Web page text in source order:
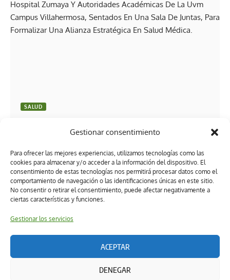
Gestionar consentimiento
Para ofrecer las mejores experiencias, utilizamos tecnologías como las
cookies para almacenar y/o acceder a la información del dispositivo. El
consentimiento de estas tecnologías nos permitirá procesar datos como el
comportamiento de navegación o las identificaciones únicas en este sitio.
No consentir o retirar el consentimiento, puede afectar negativamente a
ciertas características y funciones.
Gestionar los servicios
ACEPTAR
DENEGAR
SALUD
DETONARÁN ALIANZA ESTRATÉGICA EN SALUD
Directorio